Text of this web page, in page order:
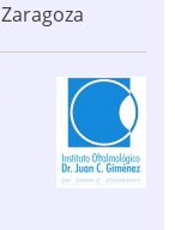
Zaragoza